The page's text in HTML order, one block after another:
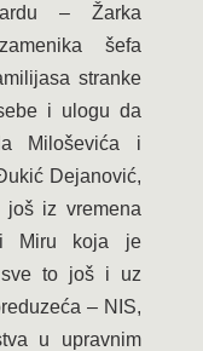
– Žarka
šefa
stranke
i ulogu da
Miloševića i
Dejanović,
još iz vremena
Miru koja je
to još i uz
– NIS,
u upravnim